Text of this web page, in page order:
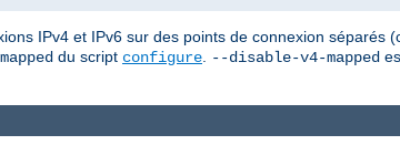
IPv4 et IPv6 sur des points de connexion séparés
du script configure. --disable-v4-mapped